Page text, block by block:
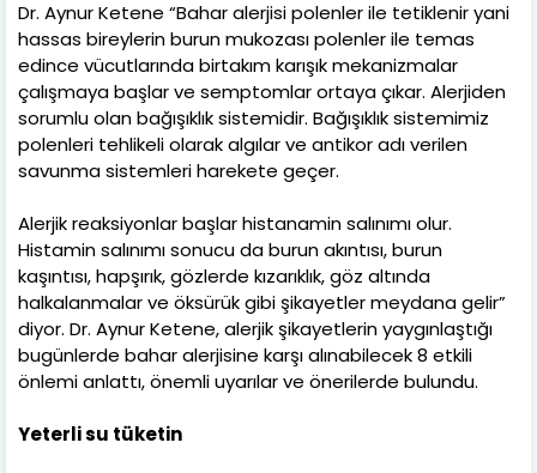
Dr. Aynur Ketene “Bahar alerjisi polenler ile tetiklenir yani
hassas bireylerin burun mukozası polenler ile temas
edince vücutlarında birtakım karışık mekanizmalar
çalışmaya başlar ve semptomlar ortaya çıkar. Alerjiden
sorumlu olan bağışıklık sistemidir. Bağışıklık sistemimiz
polenleri tehlikeli olarak algılar ve antikor adı verilen
savunma sistemleri harekete geçer.
Alerjik reaksiyonlar başlar histanamin salınımı olur.
Histamin salınımı sonucu da burun akıntısı, burun
kaşıntısı, hapşırık, gözlerde kızarıklık, göz altında
halkalanmalar ve öksürük gibi şikayetler meydana gelir”
diyor. Dr. Aynur Ketene, alerjik şikayetlerin yaygınlaştığı
bugünlerde bahar alerjisine karşı alınabilecek 8 etkili
önlemi anlattı, önemli uyarılar ve önerilerde bulundu.
Yeterli su tüketin